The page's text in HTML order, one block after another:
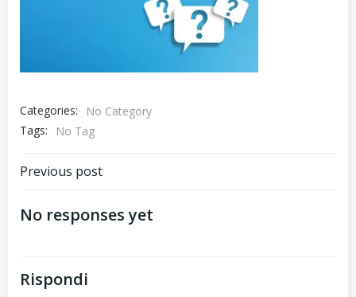
Categories:
No Category
Tags:
No Tag
Post
navigation
Previous post
No responses yet
Rispondi